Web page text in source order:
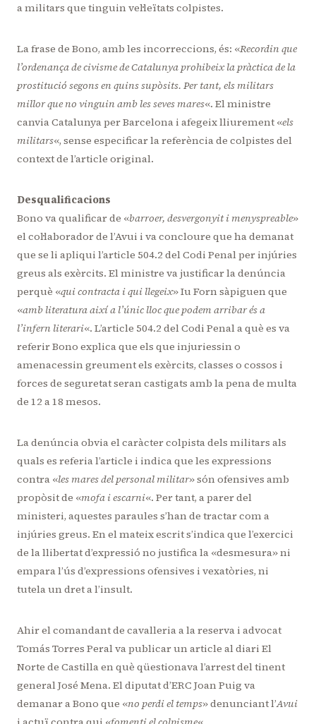
a militars que tinguin vel·leïtats colpistes.
La frase de Bono, amb les incorreccions, és: «Recordin que
l’ordenança de civisme de Catalunya prohibeix la pràctica de la
prostitució segons en quins supòsits. Per tant, els militars
millor que no vinguin amb les seves mares«. El ministre
canvia Catalunya per Barcelona i afegeix lliurement «els
militars«, sense especificar la referència de colpistes del
context de l’article original.
Desqualificacions
Bono va qualificar de «barroer, desvergonyit i menyspreable»
el col·laborador de l’Avui i va concloure que ha demanat
que se li apliqui l’article 504.2 del Codi Penal per injúries
greus als exèrcits. El ministre va justificar la denúncia
perquè «qui contracta i qui llegeix» Iu Forn sàpiguen que
«amb literatura així a l’únic lloc que podem arribar és a
l’infern literari«. L’article 504.2 del Codi Penal a què es va
referir Bono explica que els que injuriessin o
amenacessin greument els exèrcits, classes o cossos i
forces de seguretat seran castigats amb la pena de multa
de 12 a 18 mesos.
La denúncia obvia el caràcter colpista dels militars als
quals es referia l’article i indica que les expressions
contra «les mares del personal militar» són ofensives amb
propòsit de «mofa i escarni«. Per tant, a parer del
ministeri, aquestes paraules s’han de tractar com a
injúries greus. En el mateix escrit s’indica que l’exercici
de la llibertat d’expressió no justifica la «desmesura» ni
empara l’ús d’expressions ofensives i vexatòries, ni
tutela un dret a l’insult.
Ahir el comandant de cavalleria a la reserva i advocat
Tomás Torres Peral va publicar un article al diari El
Norte de Castilla en què qüestionava l’arrest del tinent
general José Mena. El diputat d’ERC Joan Puig va
demanar a Bono que «no perdi el temps» denunciant l’Avui